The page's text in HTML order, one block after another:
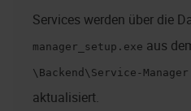
Services werden über die
manager_setup.exe aus
\Backend\Service-Manager
aktualisiert.